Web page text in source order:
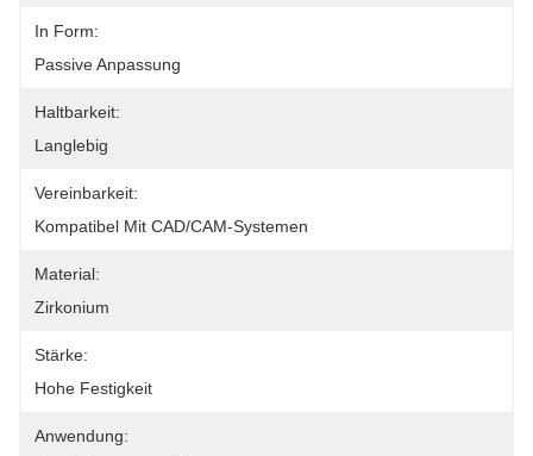
In Form:
Passive Anpassung
Haltbarkeit:
Langlebig
Vereinbarkeit:
Kompatibel Mit CAD/CAM-Systemen
Material:
Zirkonium
Stärke:
Hohe Festigkeit
Anwendung: